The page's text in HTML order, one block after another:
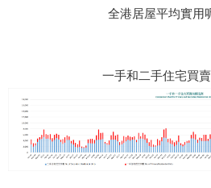
全港居屋平均實用
一手和二手住宅買